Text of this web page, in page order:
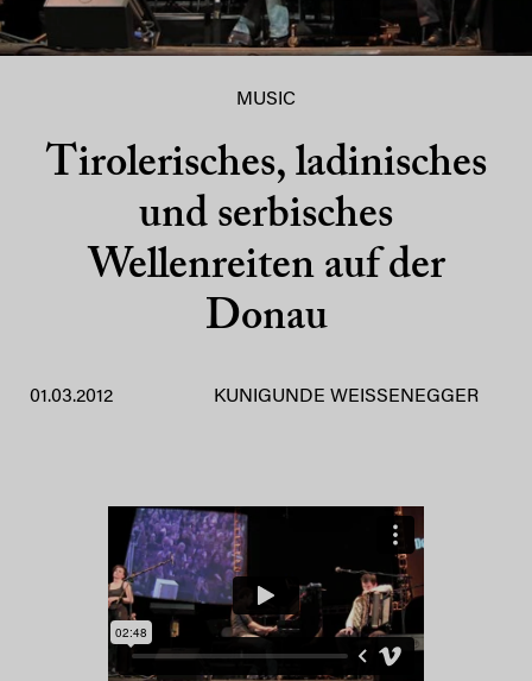
MUSIC
Tirolerisches, ladinisches
und serbisches
Wellenreiten auf der
Donau
01.03.2012 KUNIGUNDE WEISSENEGGER